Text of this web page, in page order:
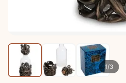
1/3